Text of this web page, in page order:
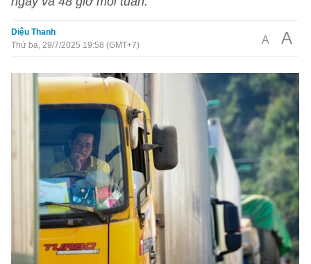
Diệu Thanh
Thứ ba, 29/7/2025 19:58 (GMT+7)
A A